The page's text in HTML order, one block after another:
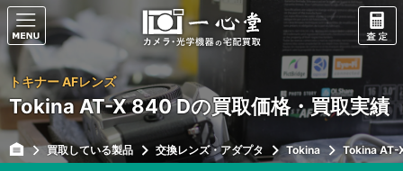
トキナー AFレンズ
Tokina AT-X 840 Dの買取価格・買取実績
買取している製品 交換レンズ・アダプタ Tokina Tokina AT-